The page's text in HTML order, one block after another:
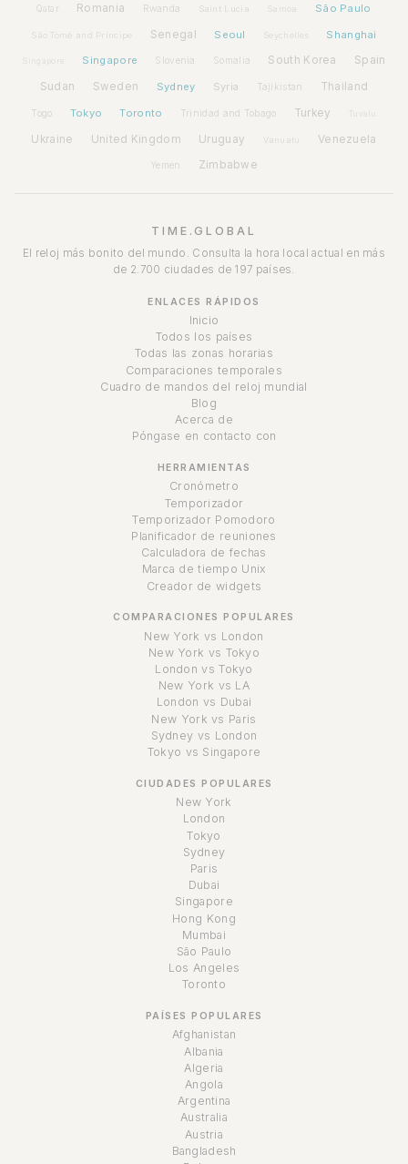
Qatar Romania Rwanda Saint Lucia Samoa São Paulo
São Tomé and Príncipe Senegal Seoul Seychelles Shanghai
Singapore Slovenia Somalia South Korea Spain
Sudan Sweden Sydney Syria Tajikistan Thailand
Togo Tokyo Toronto Trinidad and Tobago Turkey Tuvalu
Ukraine United Kingdom Uruguay Vanuatu Venezuela
Yemen Zimbabwe
TIME.GLOBAL
El reloj más bonito del mundo. Consulta la hora local actual en más
de 2.700 ciudades de 197 países.
ENLACES RÁPIDOS
Inicio
Todos los países
Todas las zonas horarias
Comparaciones temporales
Cuadro de mandos del reloj mundial
Blog
Acerca de
Póngase en contacto con
HERRAMIENTAS
Cronómetro
Temporizador
Temporizador Pomodoro
Planificador de reuniones
Calculadora de fechas
Marca de tiempo Unix
Creador de widgets
COMPARACIONES POPULARES
New York vs London
New York vs Tokyo
London vs Tokyo
New York vs LA
London vs Dubai
New York vs Paris
Sydney vs London
Tokyo vs Singapore
CIUDADES POPULARES
New York
London
Tokyo
Sydney
Paris
Dubai
Singapore
Hong Kong
Mumbai
São Paulo
Los Angeles
Toronto
PAÍSES POPULARES
Afghanistan
Albania
Algeria
Angola
Argentina
Australia
Austria
Bangladesh